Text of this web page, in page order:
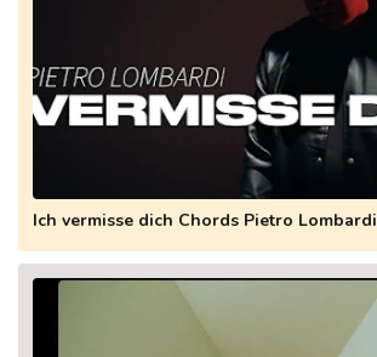
Ich vermisse dich Chords Pietro Lombardi